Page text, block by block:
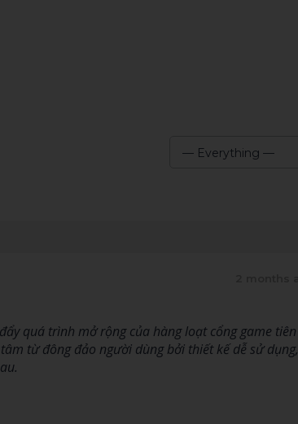
— Everything —
quá trình mở rộng của hàng loạt cổng game tiên
từ đông đảo người dùng bởi thiết kế dễ sử dụng,